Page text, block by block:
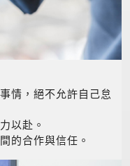
情，絕不允許自己怠
以赴。
的合作與信任。